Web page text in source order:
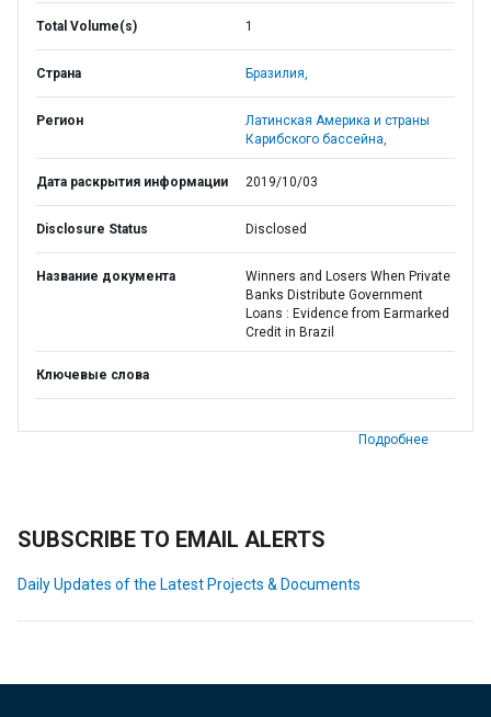
Total Volume(s) 1
Страна Бразилия,
Регион
Латинская Америка и страны
Карибского бассейна,
Дата раскрытия информации 2019/10/03
Disclosure Status Disclosed
Название документа
Winners and Losers When Private
Banks Distribute Government
Loans : Evidence from Earmarked
Credit in Brazil
Ключевые слова
Подробнее
SUBSCRIBE TO EMAIL ALERTS
Daily Updates of the Latest Projects & Documents